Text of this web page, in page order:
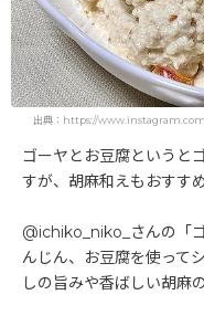
出典：https://
ゴーヤとお豆腐というと
すが、胡麻和えもおすすめ
@ichiko_niko_さんの「
んじん、お豆腐を使って
しの旨みや香ばしい胡麻